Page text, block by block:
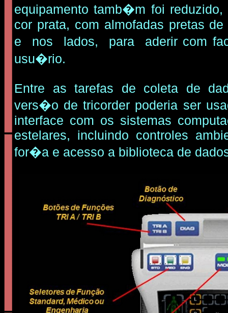
equipamento tamb�m foi
cor prata, com almofadas pretas
e nos lados, para aderir com
usu�rio.
Entre as tarefas de coleta de
vers�o de tricorder poderia ser
interface com os sistemas
estelares, incluindo controles
for�a e acesso a biblioteca de